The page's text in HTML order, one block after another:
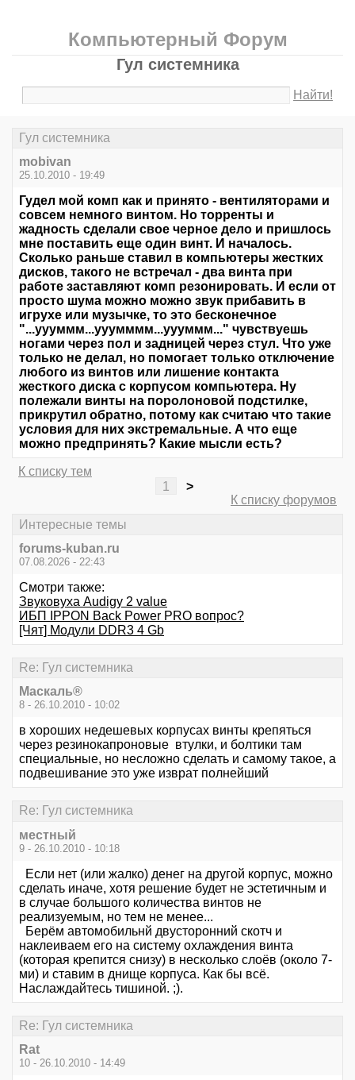
Компьютерный Форум
Гул системника
Найти!
Гул системника
mobivan
25.10.2010 - 19:49
Гудел мой комп как и принято - вентиляторами и
совсем немного винтом. Но торренты и
жадность сделали свое черное дело и пришлось
мне поставить еще один винт. И началось.
Сколько раньше ставил в компьютеры жестких
дисков, такого не встречал - два винта при
работе заставляют комп резонировать. И если от
просто шума можно можно звук прибавить в
игрухе или музычке, то это бесконечное
"...уууммм...ууумммм...уууммм..." чувствуешь
ногами через пол и задницей через стул. Что уже
только не делал, но помогает только отключение
любого из винтов или лишение контакта
жесткого диска с корпусом компьютера. Ну
полежали винты на поролоновой подстилке,
прикрутил обратно, потому как считаю что такие
условия для них экстремальные. А что еще
можно предпринять? Какие мысли есть?
К списку тем
1
>
К списку форумов
Интересные темы
forums-kuban.ru
07.08.2026 - 22:43
Смотри также:
Звуковуха Audigy 2 value
ИБП IPPON Back Power PRO вопрос?
[Чят] Модули DDR3 4 Gb
Re: Гул системника
Маскаль®
8 - 26.10.2010 - 10:02
в хороших недешевых корпусах винты крепяться
через резинокапроновые втулки, и болтики там
специальные, но несложно сделать и самому такое, а
подвешивание это уже изврат полнейший
Re: Гул системника
местный
9 - 26.10.2010 - 10:18
Если нет (или жалко) денег на другой корпус, можно
сделать иначе, хотя решение будет не эстетичным и
в случае большого количества винтов не
реализуемым, но тем не менее...
Берём автомобильнй двусторонний скотч и
наклеиваем его на систему охлаждения винта
(которая крепится снизу) в несколько слоёв (около 7-
ми) и ставим в днище корпуса. Как бы всё.
Наслаждайтесь тишиной. ;).
Re: Гул системника
Rat
10 - 26.10.2010 - 14:49